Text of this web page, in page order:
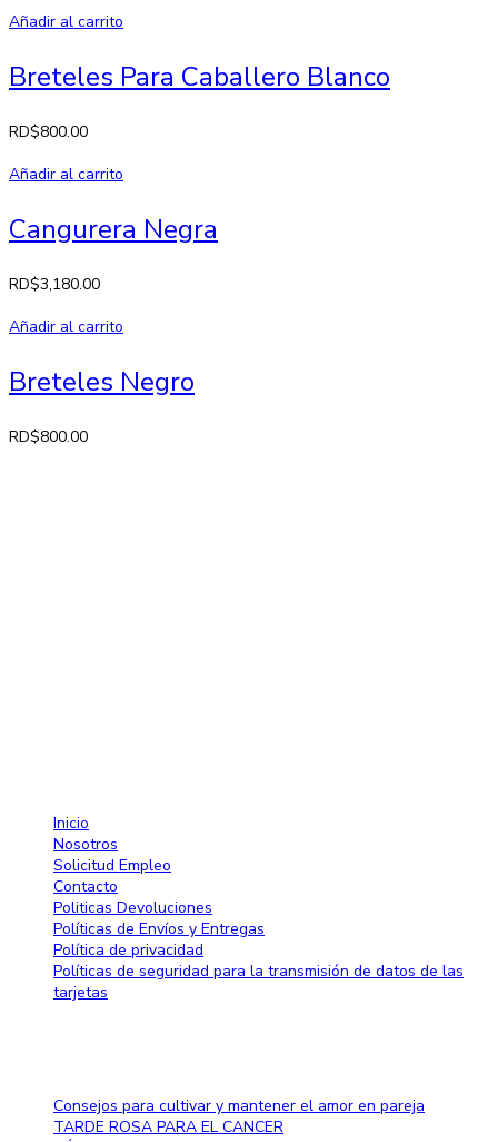
Añadir al carrito
Breteles Para Caballero Blanco
RD$800.00
Añadir al carrito
Cangurera Negra
RD$3,180.00
Añadir al carrito
Breteles Negro
RD$800.00
Inicio
Nosotros
Solicitud Empleo
Contacto
Politicas Devoluciones
Políticas de Envíos y Entregas
Política de privacidad
Políticas de seguridad para la transmisión de datos de las
tarjetas
Consejos para cultivar y mantener el amor en pareja
TARDE ROSA PARA EL CANCER